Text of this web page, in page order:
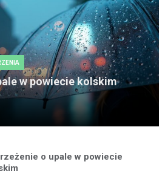
w powiecie kolskim
o upale w powiecie